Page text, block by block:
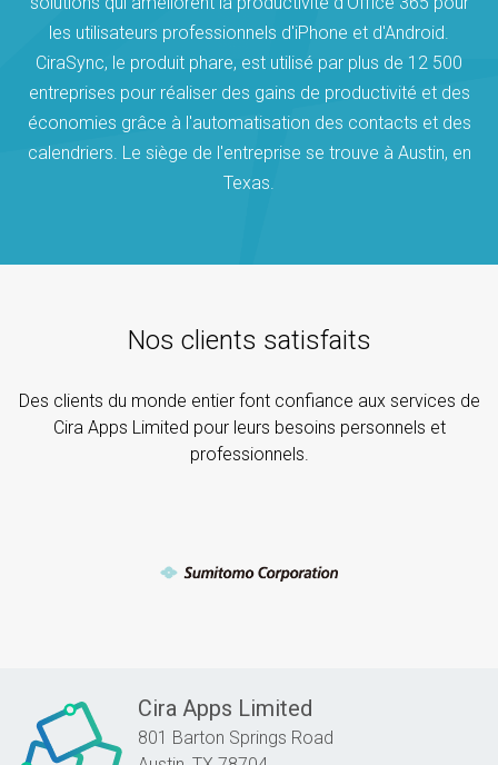
les utilisateurs professionnels d'iPhone et d'Android.
CiraSync, le produit phare, est utilisé par plus de 12 500
entreprises pour réaliser des gains de productivité et des
économies grâce à l'automatisation des contacts et des
calendriers. Le siège de l'entreprise se trouve à Austin, en
Texas.
Nos clients satisfaits
Des clients du monde entier font confiance aux services de
Cira Apps Limited pour leurs besoins personnels et
professionnels.
Cira Apps Limited
801 Barton Springs Road